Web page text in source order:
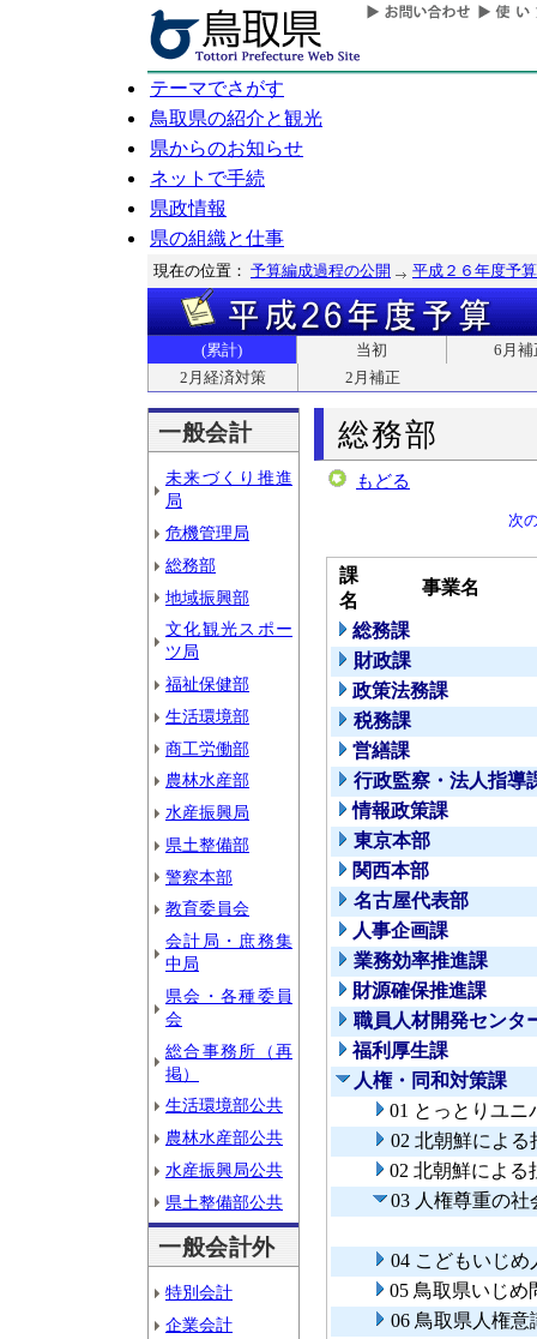
テーマでさがす
鳥取県の紹介と観光
県からのお知らせ
ネットで手続
県政情報
県の組織と仕事
現在の位置： 予算編成過程の公開 平成２６年度予算
(累計) 当初
6月補
2月経済対策
2月補正
一般会計
未来づくり推進
局
危機管理局
総務部
地域振興部
文化観光スポー
ツ局
福祉保健部
生活環境部
商工労働部
農林水産部
水産振興局
県土整備部
警察本部
教育委員会
会計局・庶務集
中局
県会・各種委員
会
総合事務所（再
掲）
生活環境部公共
農林水産部公共
水産振興局公共
県土整備部公共
一般会計外
特別会計
企業会計
総務部
もどる
次
課
名
事業名
総務課
財政課
政策法務課
税務課
営繕課
行政監察・法人指導
情報政策課
東京本部
関西本部
名古屋代表部
人事企画課
業務効率推進課
財源確保推進課
職員人材開発センタ
福利厚生課
人権・同和対策課
01 とっとりユニ
02 北朝鮮によ
02 北朝鮮による
03 人権尊重の
04 こどもいじ
05 鳥取県いじめ
06 鳥取県人権意